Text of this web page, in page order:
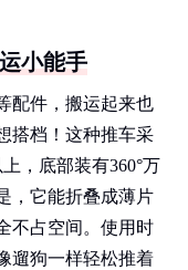
小能手
配件，搬运起来也
搭档！这种推车采
，底部装有360°万
，它能折叠成薄片
不占空间。使用时
遛狗一样轻松推着